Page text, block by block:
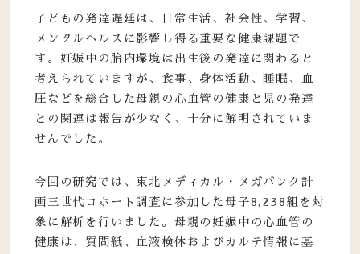
子どもの発達遅延は、日常生活、社会性、学習、
メンタルヘルスに影響し得る重要な健康課題で
す。妊娠中の胎内環境は出生後の発達に関わると
考えられていますが、食事、身体活動、睡眠、血
圧などを総合した母親の心血管の健康と児の発達
との関連は報告が少なく、十分に解明されていま
せんでした。
今回の研究では、東北メディカル・メガバンク計
画三世代コホート調査に参加した母子8,238組を対
象に解析を行いました。母親の妊娠中の心血管の
健康は、質問紙、血液検体およびカルテ情報に基